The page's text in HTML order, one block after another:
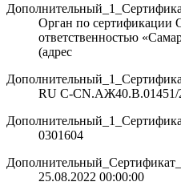
Орган по сертификации
ответственностью
(адрес
RU С-CN.АЖ40.В.01451/
0301604
25.08.2022 00:00:00